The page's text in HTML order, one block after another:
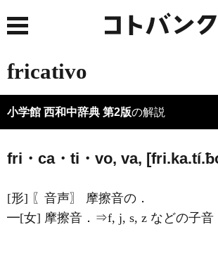
fricativo
小学館 西和中辞典 第2版の解説
fri・ca・ti・vo, va,
[形] 〖音声〗 摩擦音の．
━[女] 摩擦音．⇒f, j, s, z などの子音